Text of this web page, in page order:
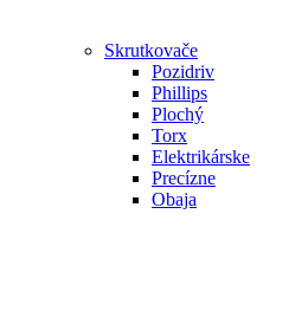
Skrutkovače
Pozidriv
Phillips
Plochý
Torx
Elektrikárske
Precízne
Obaja